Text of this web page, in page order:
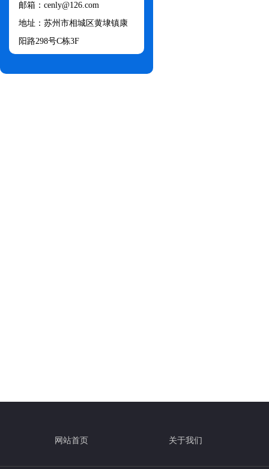
邮箱：cenly@126.com​
地址：苏州市相城区黄埭镇康
阳路298号C栋3F
网站首页 关于我们